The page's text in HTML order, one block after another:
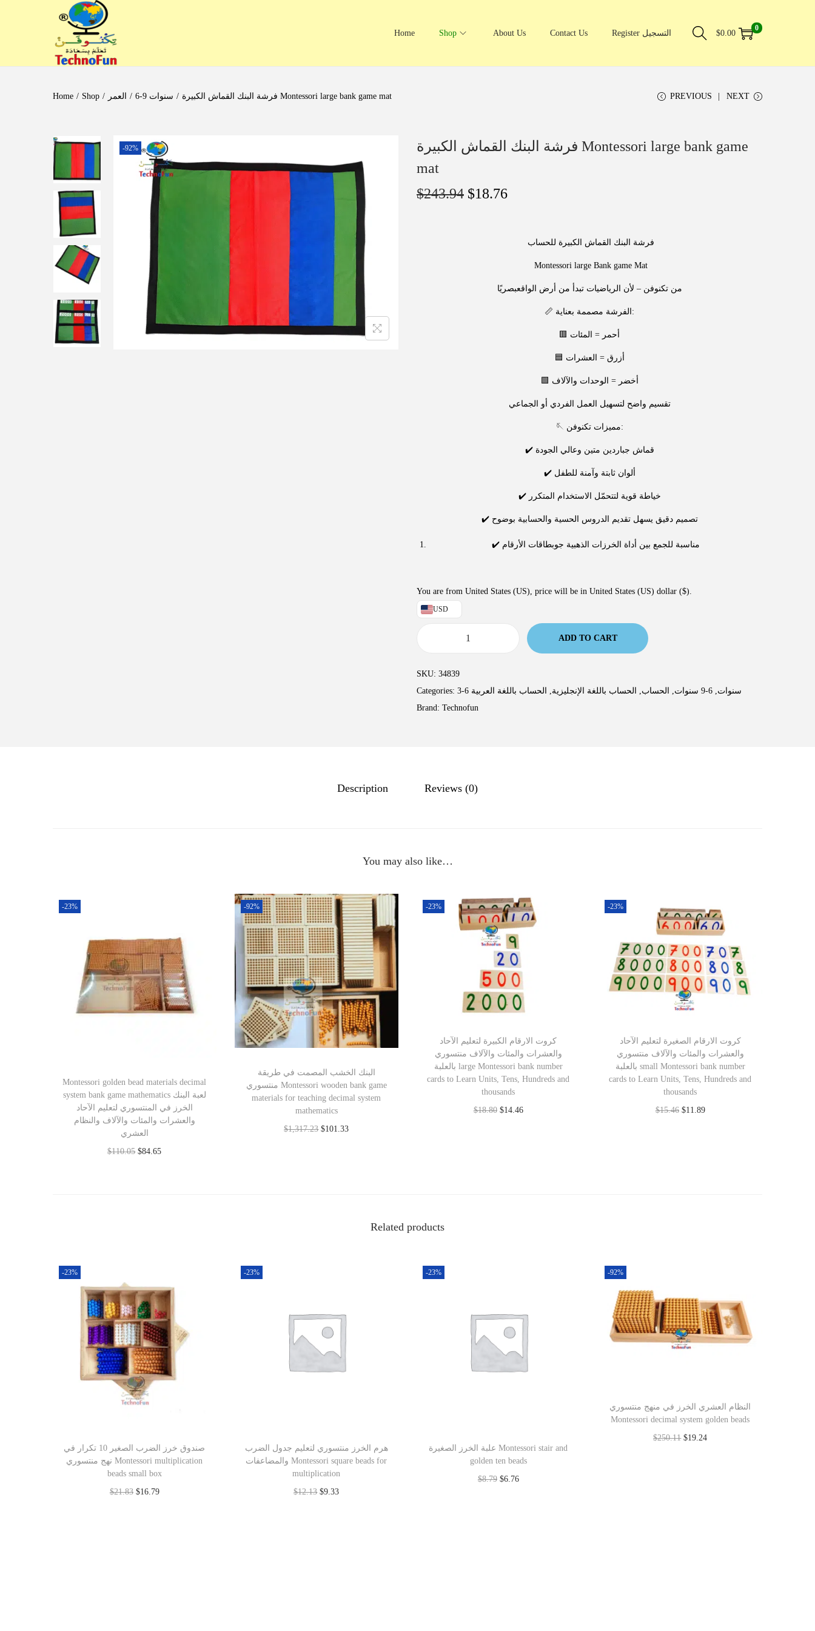
Home Shop About Us Contact Us Register التسجيل $0.00
0
Home / Shop / العمر / 6-9 سنوات / فرشة البنك القماش الكبيرة Montessori large bank game mat PREVIOUS NEXT
-92%
فرشة البنك القماش الكبيرة Montessori large bank game
mat
$243.94 $18.76
فرشة البنك القماش الكبيرة للحساب
Montessori large Bank game Mat
من تكنوفن – لأن الرياضيات تبدأ من أرض الواقعبصريًا
📏 الفرشة مصممة بعناية:
🟥 أحمر = المئات
🟦 أزرق = العشرات
🟩 أخضر = الوحدات والآلاف
تقسيم واضح لتسهيل العمل الفردي أو الجماعي
🪡 مميزات تكنوفن:
✔️ قماش جباردين متين وعالي الجودة
✔️ ألوان ثابتة وآمنة للطفل
✔️ خياطة قوية لتتحمّل الاستخدام المتكرر
✔️ تصميم دقيق يسهل تقديم الدروس الحسية والحسابية بوضوح
✔️ مناسبة للجمع بين أداة الخرزات الذهبية جوبطاقات الأرقام
You are from United States (US), price will be in United States (US) dollar ($).
USD
ADD TO CART
SKU: 34839
Categories:
3-6 سنوات, 6-9 سنوات , الحساب, الحساب باللغة الإنجليزية,
الحساب باللغة العربية
Brand: Technofun
Description Reviews (0)
You may also like…
-23%
Montessori golden bead materials decimal
system bank game mathematics لعبة البنك
الخرز في المنتسوري لتعليم الآحاد
والعشرات والمئات والآلاف والنظام
العشري
$110.05 $84.65
-92%
البنك الخشب المصمت في طريقة
منتسوري Montessori wooden bank game
materials for teaching decimal system
mathematics
$1,317.23 $101.33
-23%
كروت الارقام الكبيرة لتعليم الآحاد
والعشرات والمئات والآلاف منتسوري
بالعلبة large Montessori bank number
cards to Learn Units, Tens, Hundreds and
thousands
$18.80 $14.46
-23%
كروت الارقام الصغيرة لتعليم الآحاد
والعشرات والمئات والآلاف منتسوري
بالعلبة small Montessori bank number
cards to Learn Units, Tens, Hundreds and
thousands
$15.46 $11.89
Related products
-23%
صندوق خرز الضرب الصغير 10 تكرار في
نهج منتسوري Montessori multiplication
beads small box
$21.83 $16.79
-23%
هرم الخرز منتسوري لتعليم جدول الضرب
والمضاعفات Montessori square beads for
multiplication
$12.13 $9.33
-23%
علبة الخرز الصغيرة Montessori stair and
golden ten beads
$8.79 $6.76
-92%
النظام العشري الخرز في منهج منتسوري
Montessori decimal system golden beads
$250.11 $19.24